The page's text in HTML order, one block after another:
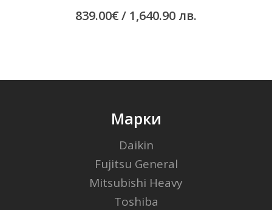
839.00€/ 1,640.90 лв.
Марки
Daikin
Fujitsu General
Mitsubishi Heavy
Toshiba